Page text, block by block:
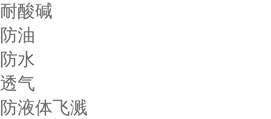
耐酸碱
防油
防水
透气
防液体飞溅